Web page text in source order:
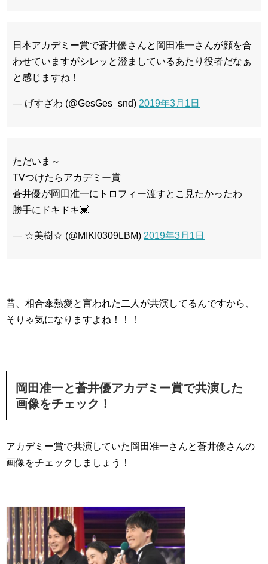
日本アカデミー賞で蒼井優さんと岡田准一さんが顔を合
わせていますがシレッと澄ましているあたり役者だなぁ
と感じますね！
— げすざわ (@GesGes_snd) 2019年3月1日
ただいま～
TVつけたらアカデミー賞
蒼井優が岡田准一にトロフィー渡すとこ見たかったわ
勝手にドキドキ💓
— ☆美樹☆ (@MIKI0309LBM) 2019年3月1日
昔、相合傘熱愛と言われた二人が共演してるんですから、
そりゃ気になりますよね！！！
岡田准一と蒼井優アカデミー賞で共演した
画像をチェック！
アカデミー賞で共演していた岡田准一さんと蒼井優さんの
画像をチェックしましょう！